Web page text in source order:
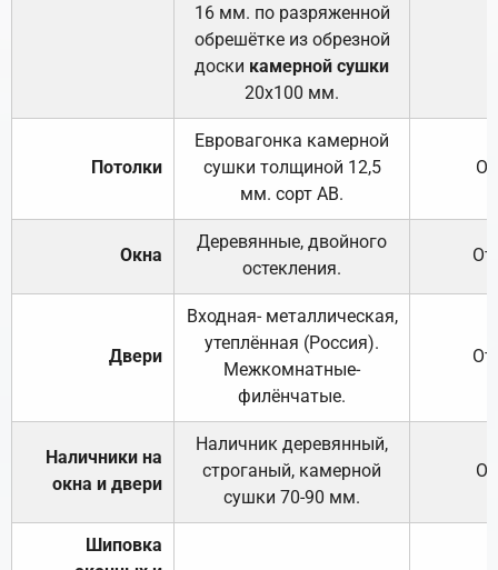
16 мм. по разряженной
обрешётке из обрезной
доски камерной сушки
20х100 мм.
Потолки
Евровагонка камерной
сушки толщиной 12,5
мм. сорт АВ.
Окна
Деревянные, двойного
остекления.
Двери
Входная- металлическая,
утеплённая (Россия).
Межкомнатные-
филёнчатые.
Наличники на
окна и двери
Наличник деревянный,
строганый, камерной
сушки 70-90 мм.
Шиповка